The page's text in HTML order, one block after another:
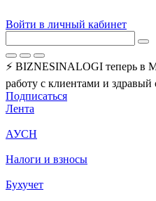
Войти в личный кабинет
⚡ BIZNESINALOGI теперь в
работу с клиентами и здравый
Подписаться
Лента
АУСН
Налоги и взносы
Бухучет